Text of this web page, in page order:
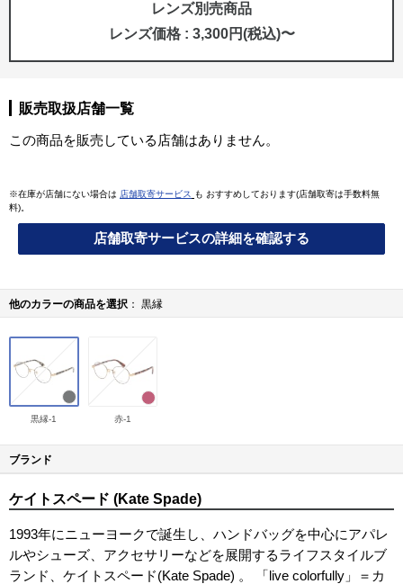
レンズ別売商品
レンズ価格 : 3,300円(税込)〜
販売取扱店舗一覧
この商品を販売している店舗はありません。
※在庫が店舗にない場合は 店舗取寄サービス
も おすすめしております(店舗取寄は手数料無
料)。
店舗取寄サービスの詳細を確認する
他のカラーの商品を選択 黒縁
黒縁-1 赤-1
ブランド
ケイトスペード (Kate Spade)
1993年にニューヨークで誕生し、ハンドバッグを中心にアパレ
ルやシューズ、アクセサリーなどを展開するライフスタイルブ
ランド、ケイトスペード(Kate Spade) 。 「live colorfully」＝カ